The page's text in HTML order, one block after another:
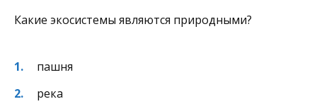
Какие экосистемы являются природными?
пашня
река